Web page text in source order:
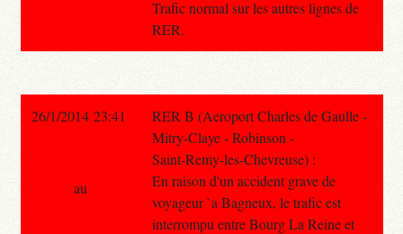
Trafic normal sur les autres lignes de
RER.
26/1/2014 23:41
RER B (Aeroport Charles de Gaulle -
Mitry-Claye - Robinson -
Saint-Remy-les-Chevreuse) :
En raison d'un accident grave de
voyageur `a Bagneux, le trafic est
interrompu entre Bourg La Reine et
au